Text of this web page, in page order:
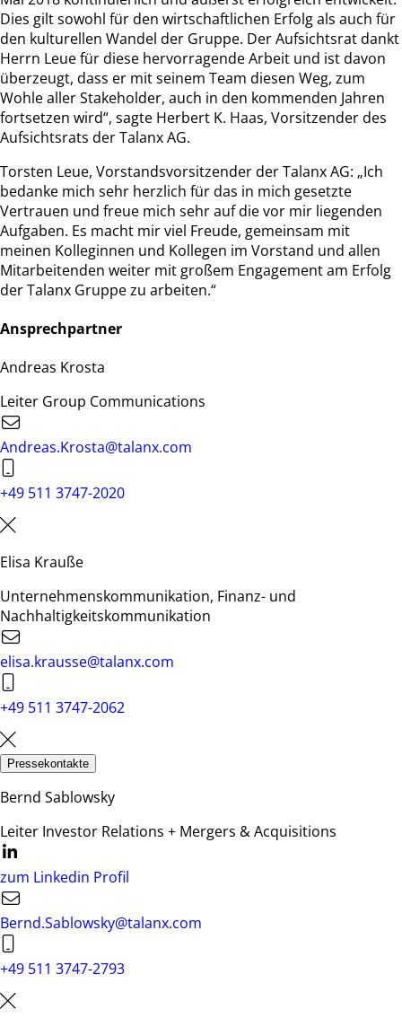
Dies gilt sowohl für den wirtschaftlichen Erfolg als auch für
den kulturellen Wandel der Gruppe. Der Aufsichtsrat dankt
Herrn Leue für diese hervorragende Arbeit und ist davon
überzeugt, dass er mit seinem Team diesen Weg, zum
Wohle aller Stakeholder, auch in den kommenden Jahren
fortsetzen wird“, sagte Herbert K. Haas, Vorsitzender des
Aufsichtsrats der Talanx AG.
Torsten Leue, Vorstandsvorsitzender der Talanx AG: „Ich
bedanke mich sehr herzlich für das in mich gesetzte
Vertrauen und freue mich sehr auf die vor mir liegenden
Aufgaben. Es macht mir viel Freude, gemeinsam mit
meinen Kolleginnen und Kollegen im Vorstand und allen
Mitarbeitenden weiter mit großem Engagement am Erfolg
der Talanx Gruppe zu arbeiten.“
Ansprechpartner
Andreas Krosta
Leiter Group Communications
Andreas.Krosta@talanx.com
+49 511 3747-2020
Elisa Krauße
Unternehmenskommunikation, Finanz- und
Nachhaltigkeitskommunikation
elisa.krausse@talanx.com
+49 511 3747-2062
Pressekontakte
Bernd Sablowsky
Leiter Investor Relations + Mergers & Acquisitions
zum Linkedin Profil
Bernd.Sablowsky@talanx.com
+49 511 3747-2793